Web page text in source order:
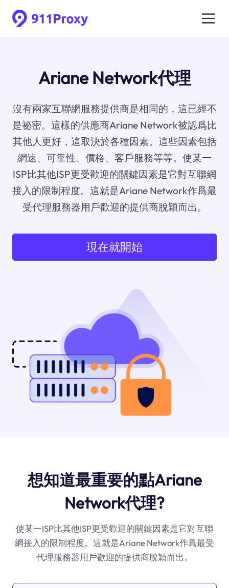
Ariane Network代理
沒有兩家互聯網服務提供商是相同的，這已經不
是祕密。這樣的供應商Ariane Network被認爲比
其他人更好，這取決於各種因素。這些因素包括
網速、可靠性、價格、客戶服務等等。使某一
ISP比其他ISP更受歡迎的關鍵因素是它對互聯網
接入的限制程度。這就是Ariane Network作爲最
受代理服務器用戶歡迎的提供商脫穎而出。
現在就開始
想知道最重要的點Ariane
Network代理?
使某一ISP比其他ISP更受歡迎的關鍵因素是它對互聯
網接入的限制程度。這就是Ariane Network作爲最受
代理服務器用戶歡迎的提供商脫穎而出。